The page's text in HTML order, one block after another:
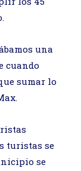
una
cuando
sumar lo
turistas se
se